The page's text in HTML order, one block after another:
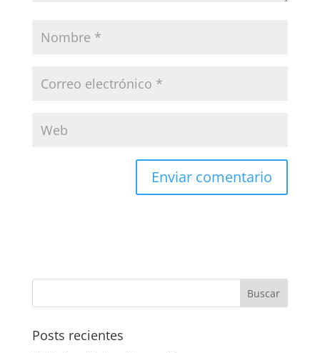
Posts recientes